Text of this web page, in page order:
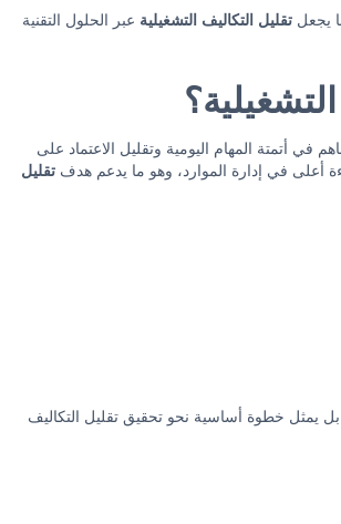
يجعل تقليل التكاليف التشغيلية عبر الحلول التقنية
في أتمتة المهام اليومية وتقليل الاعتماد على
أعلى في إدارة الموارد، وهو ما يدعم هدف تقليل
يمثل خطوة أساسية نحو تحقيق تقليل التكاليف